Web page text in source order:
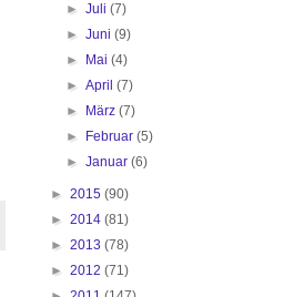
►Juli(7)
►Juni(9)
►
Mai(4)
►April(7)
►
März(7)
►
Februar(5)
►Januar(6)
► 2015 (90)
► 2014 (81)
► 2013 (78)
► 2012 (71)